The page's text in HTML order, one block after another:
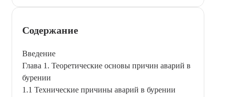
Содержание
Введение
Глава 1. Теоретические основы причин аварий в
бурении
1.1 Технические причины аварий в бурении